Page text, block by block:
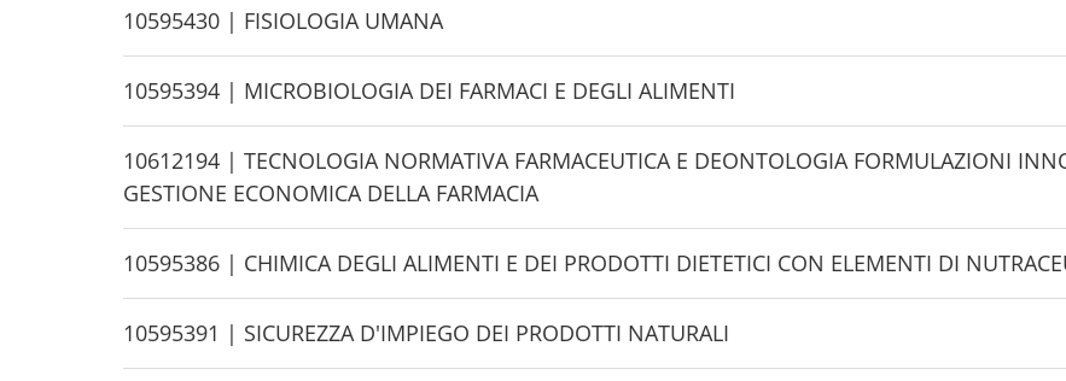
d
e
H
i
d
e
10595430 | FISIOLOGIA UMANA
H
i
d
e
10595394 | MICROBIOLOGIA DEI FARMACI E DEGLI ALIMENTI
H
i
d
e
10612194 | TECNOLOGIA NORMATIVA FARMACEUTICA E DEONTOLOGIA FORMULAZIONI
GESTIONE ECONOMICA DELLA FARMACIA
H
i
d
e
10595386 | CHIMICA DEGLI ALIMENTI E DEI PRODOTTI DIETETICI CON ELEMENTI DI
H
i
10595391 | SICUREZZA D'IMPIEGO DEI PRODOTTI NATURALI